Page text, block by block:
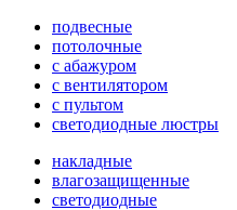
подвесные
потолочные
с абажуром
с вентилятором
с пультом
светодиодные люстры
накладные
влагозащищенные
светодиодные